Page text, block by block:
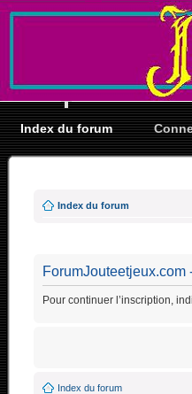
Index du forum
Index du forum
ForumJouteetjeux.com
Pour continuer l’inscription,
Index du forum